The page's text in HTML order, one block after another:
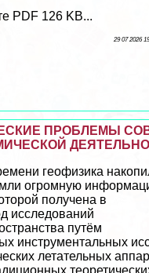
PDF 126 KB...
29 07 2026
ПРОБЛЕМЫ
геофизика
огромную
получена в
исследований
путём
инструментальных
летательных